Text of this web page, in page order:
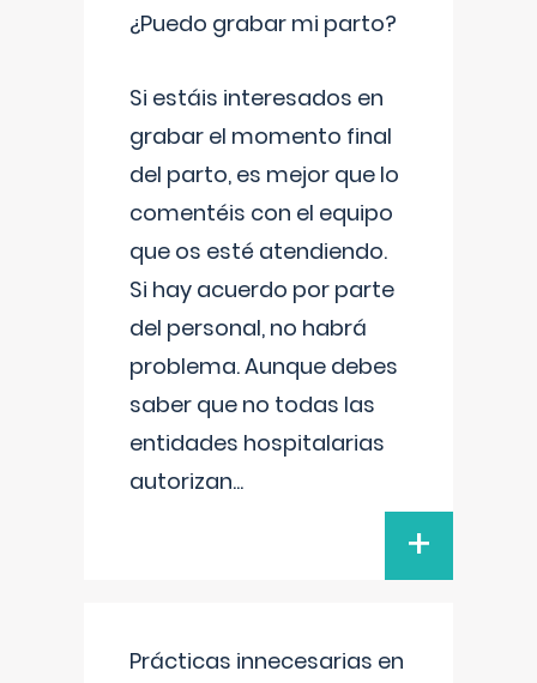
¿Puedo grabar mi parto?
Si estáis interesados en
grabar el momento final
del parto, es mejor que lo
comentéis con el equipo
que os esté atendiendo.
Si hay acuerdo por parte
del personal, no habrá
problema. Aunque debes
saber que no todas las
entidades hospitalarias
autorizan...
+
Prácticas innecesarias en